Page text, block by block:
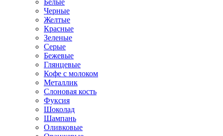
Белые
Черные
Желтые
Красные
Зеленые
Серые
Бежевые
Глянцевые
Кофе с молоком
Металлик
Слоновая кость
Фуксия
Шоколад
Шампань
Оливковые